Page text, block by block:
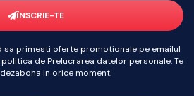
ÎNSCRIE-TE
primesti oferte promotionale pe emailul
de Prelucrarea datelor personale. Te
in orice moment.